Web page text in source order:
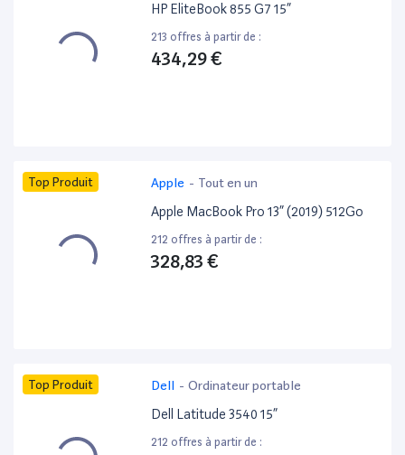
HP EliteBook 855 G7 15”
213 offres à partir de :
434,29 €
Top Produit Apple - Tout en un
Apple MacBook Pro 13” (2019) 512Go
212 offres à partir de :
328,83 €
Top Produit Dell - Ordinateur portable
Dell Latitude 3540 15”
212 offres à partir de :